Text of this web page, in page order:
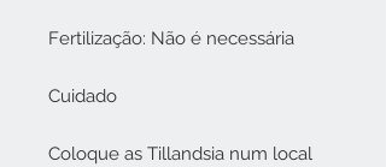
Fertilização: Não é necessária
Cuidado
Coloque as Tillandsia num local